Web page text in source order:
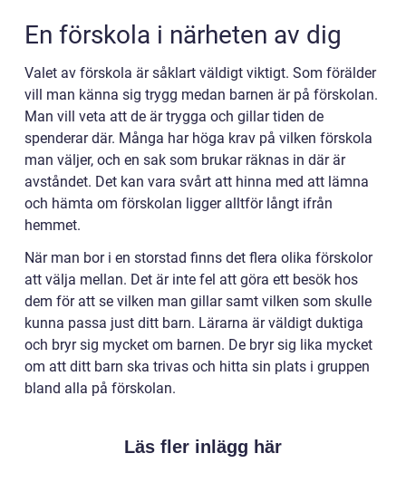
En förskola i närheten av dig
Valet av förskola är såklart väldigt viktigt. Som förälder
vill man känna sig trygg medan barnen är på förskolan.
Man vill veta att de är trygga och gillar tiden de
spenderar där. Många har höga krav på vilken förskola
man väljer, och en sak som brukar räknas in där är
avståndet. Det kan vara svårt att hinna med att lämna
och hämta om förskolan ligger alltför långt ifrån
hemmet.
När man bor i en storstad finns det flera olika förskolor
att välja mellan. Det är inte fel att göra ett besök hos
dem för att se vilken man gillar samt vilken som skulle
kunna passa just ditt barn. Lärarna är väldigt duktiga
och bryr sig mycket om barnen. De bryr sig lika mycket
om att ditt barn ska trivas och hitta sin plats i gruppen
bland alla på förskolan.
Läs fler inlägg här